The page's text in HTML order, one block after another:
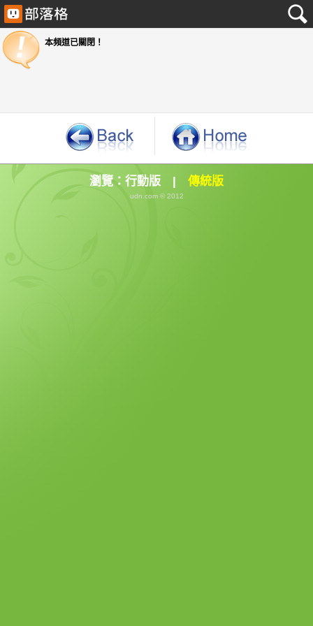
瀏覽： 行動版 | 傳統版
udn.com © 2012